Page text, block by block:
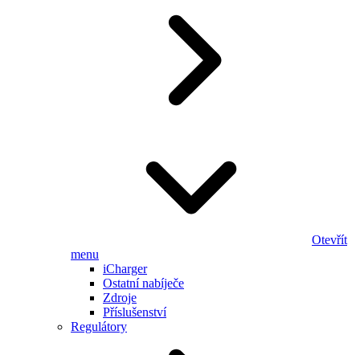
Otevřít
menu
iCharger
Ostatní nabíječe
Zdroje
Příslušenství
Regulátory